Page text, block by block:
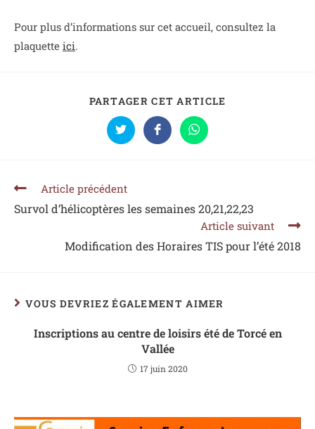
Pour plus d’informations sur cet accueil, consultez la
plaquette ici.
PARTAGER CET ARTICLE
Article précédent
Survol d’hélicoptères les semaines 20,21,22,23
Article suivant
Modification des Horaires TIS pour l’été 2018
VOUS DEVRIEZ ÉGALEMENT AIMER
Inscriptions au centre de loisirs été de Torcé en
Vallée
17 juin 2020